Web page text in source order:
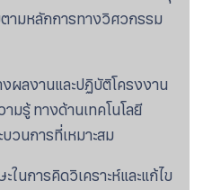
ามหลักการทางวิศวกรรม
ผลงานและปฏิบัติโครงงาน
มรู้ ทางด้านเทคโนโลยี
วนการที่เหมาะสม
นการคิดวิเคราะห์และแก้ไข